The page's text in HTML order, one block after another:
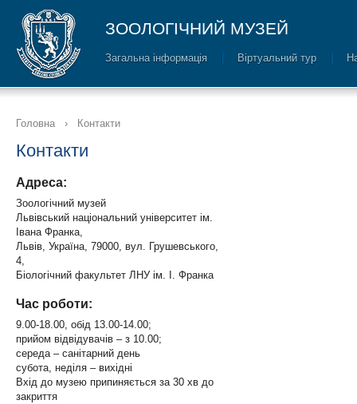
ЗООЛОГІЧНИЙ МУЗЕЙ
Загальна інформація Віртуальний тур
Головна › Контакти
Контакти
Адреса:
Зоологічний музей
Львівський національний університет ім.
Івана Франка,
Львів, Україна, 79000, вул. Грушевського,
4,
Біологічний факультет ЛНУ ім. І. Франка
Час роботи:
9.00-18.00, обід 13.00-14.00;
прийом відвідувачів – з 10.00;
середа – санітарний день
субота, неділя – вихідні
Вхід до музею припиняється за 30 хв до
закриття